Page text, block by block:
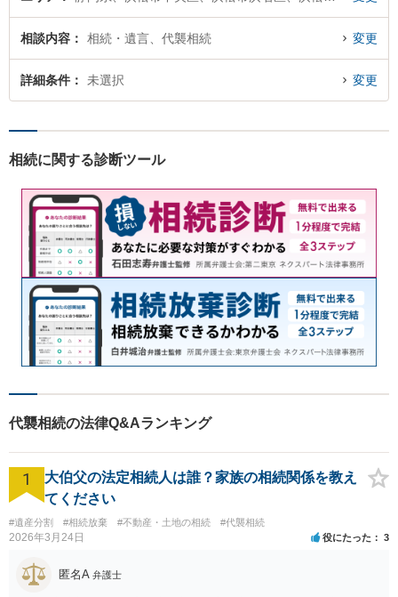
相談内容 相続・遺言、代襲相続 変更
詳細条件 未選択 変更
相続に関する診断ツール
代襲相続の法律Q&Aランキング
1
大伯父の法定相続人は誰？家族の相続関係を教え
てください
#遺産分割 #相続放棄 #不動産・土地の相続 #代襲相続
2026年3月24日 役にたった 3
匿名A 弁護士